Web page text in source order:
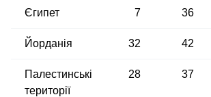
Єгипет 7 36
Йорданія 32 42
Палестинські
території
28 37